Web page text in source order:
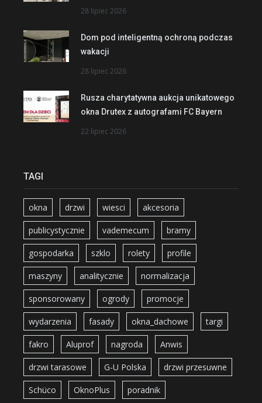
28 lipiec 2026
Dom pod inteligentną ochroną podczas
wakacji
28 lipiec 2026
Rusza charytatywna aukcja unikatowego
okna Drutex z autografami FC Bayern
22 lipiec 2026
TAGI
okna drzwi wiesci akcesoria
publicystycznie vademecum bramy
gospodarka szklo rolety profile
maszyny analitycznie normalizacja
sponsorowany ogrody promocje
wydarzenia fasady okna_dachowe targi
fakro Aluprof nagroda Anwis
drzwi tarasowe G-U Polska drzwi przesuwne
Schüco OknoPlus poradnik